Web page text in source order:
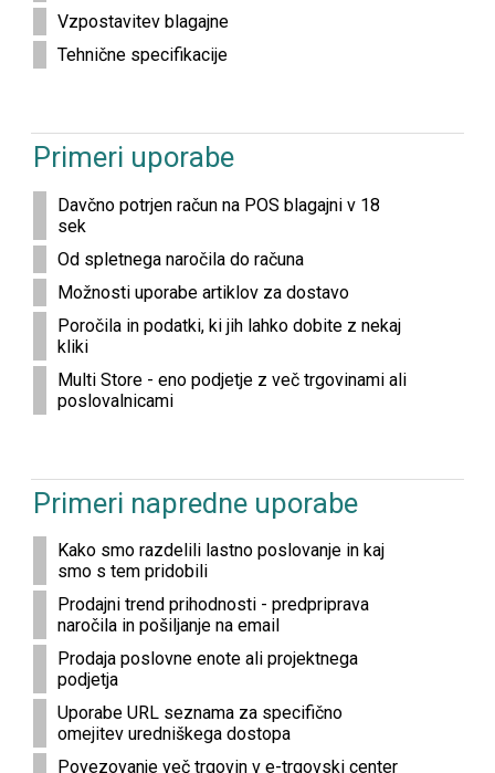
Vzpostavitev blagajne
Tehnične specifikacije
Primeri uporabe
Davčno potrjen račun na POS blagajni v 18
sek
Od spletnega naročila do računa
Možnosti uporabe artiklov za dostavo
Poročila in podatki, ki jih lahko dobite z nekaj
kliki
Multi Store - eno podjetje z več trgovinami ali
poslovalnicami
Primeri napredne uporabe
Kako smo razdelili lastno poslovanje in kaj
smo s tem pridobili
Prodajni trend prihodnosti - predpriprava
naročila in pošiljanje na email
Prodaja poslovne enote ali projektnega
podjetja
Uporabe URL seznama za specifično
omejitev uredniškega dostopa
Povezovanje več trgovin v e-trgovski center